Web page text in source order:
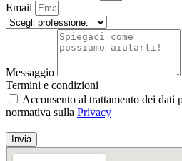
Email
Messaggio
Termini e condizioni
Acconsento al trattamento dei dati
normativa sulla Privacy
Invia